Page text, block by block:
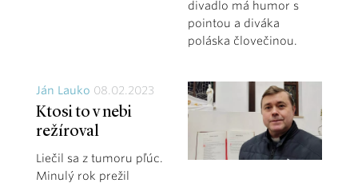
divadlo má humor s
pointou a diváka
poláska človečinou.
Ján Lauko 08.02.2023
Ktosi to v nebi
režíroval
Liečil sa z tumoru pľúc.
Minulý rok prežil